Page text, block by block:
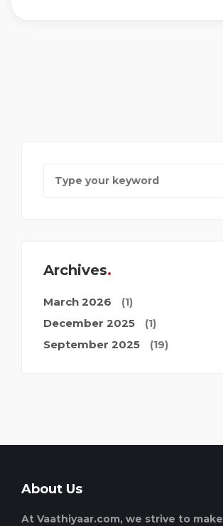
Archives
March 2026 (1)
December 2025 (1)
September 2025 (19)
About Us
At Vaathiyaar.com, we strive to make